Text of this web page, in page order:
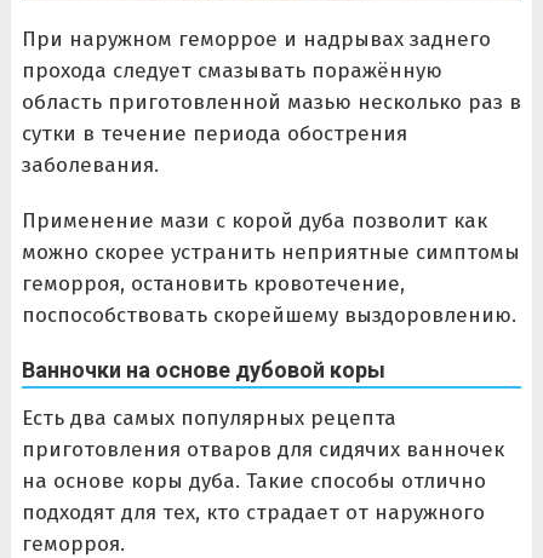
При наружном геморрое и надрывах заднего
прохода следует смазывать поражённую
область приготовленной мазью несколько раз в
сутки в течение периода обострения
заболевания.
Применение мази с корой дуба позволит как
можно скорее устранить неприятные симптомы
геморроя, остановить кровотечение,
поспособствовать скорейшему выздоровлению.
Ванночки на основе дубовой коры
Есть два самых популярных рецепта
приготовления отваров для сидячих ванночек
на основе коры дуба. Такие способы отлично
подходят для тех, кто страдает от наружного
геморроя.